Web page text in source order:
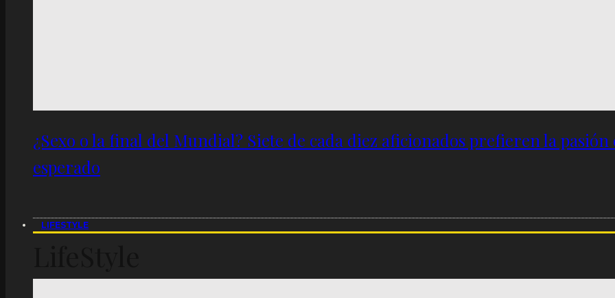
¿Sexo o la final del Mundial? Siete de cada diez aficionados prefieren la
esperado
LIFESTYLE